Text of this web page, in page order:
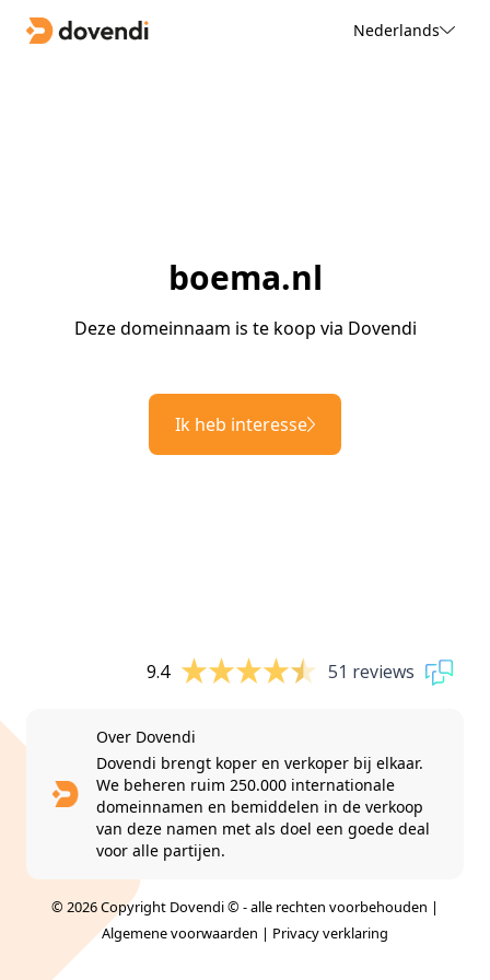
Nederlands
boema.nl
Deze domeinnaam is te koop via Dovendi
Ik heb interesse
9.4 51 reviews
Over Dovendi
Dovendi brengt koper en verkoper bij elkaar.
We beheren ruim 250.000 internationale
domeinnamen en bemiddelen in de verkoop
van deze namen met als doel een goede deal
voor alle partijen.
© 2026 Copyright Dovendi © - alle rechten voorbehouden |
Algemene voorwaarden | Privacy verklaring